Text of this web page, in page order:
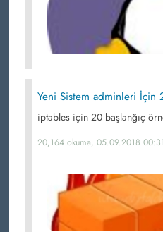
Yeni Sistem adminleri
iptables için 20 başlanğıç
20,164 okuma, 05.09.2018 00:31